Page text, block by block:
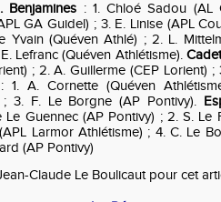
Benjamines : 1. Chloé Sadou (AL
GA Guidel) ; 3. E. Linise (APL
Yvain (Quéven Athlé) ; 2. L.
Lefranc (Quéven Athlétisme).
; 2. A. Guillerme (CEP Lorient) ;
: 1. A. Cornette (Quéven
; 3. F. Le Borgne (AP Pontivy).
Le Guennec (AP Pontivy) ; 2. S. Le
Larmor Athlétisme) ; 4. C. Le
(AP Pontivy)
Claude Le Boulicaut pour cet